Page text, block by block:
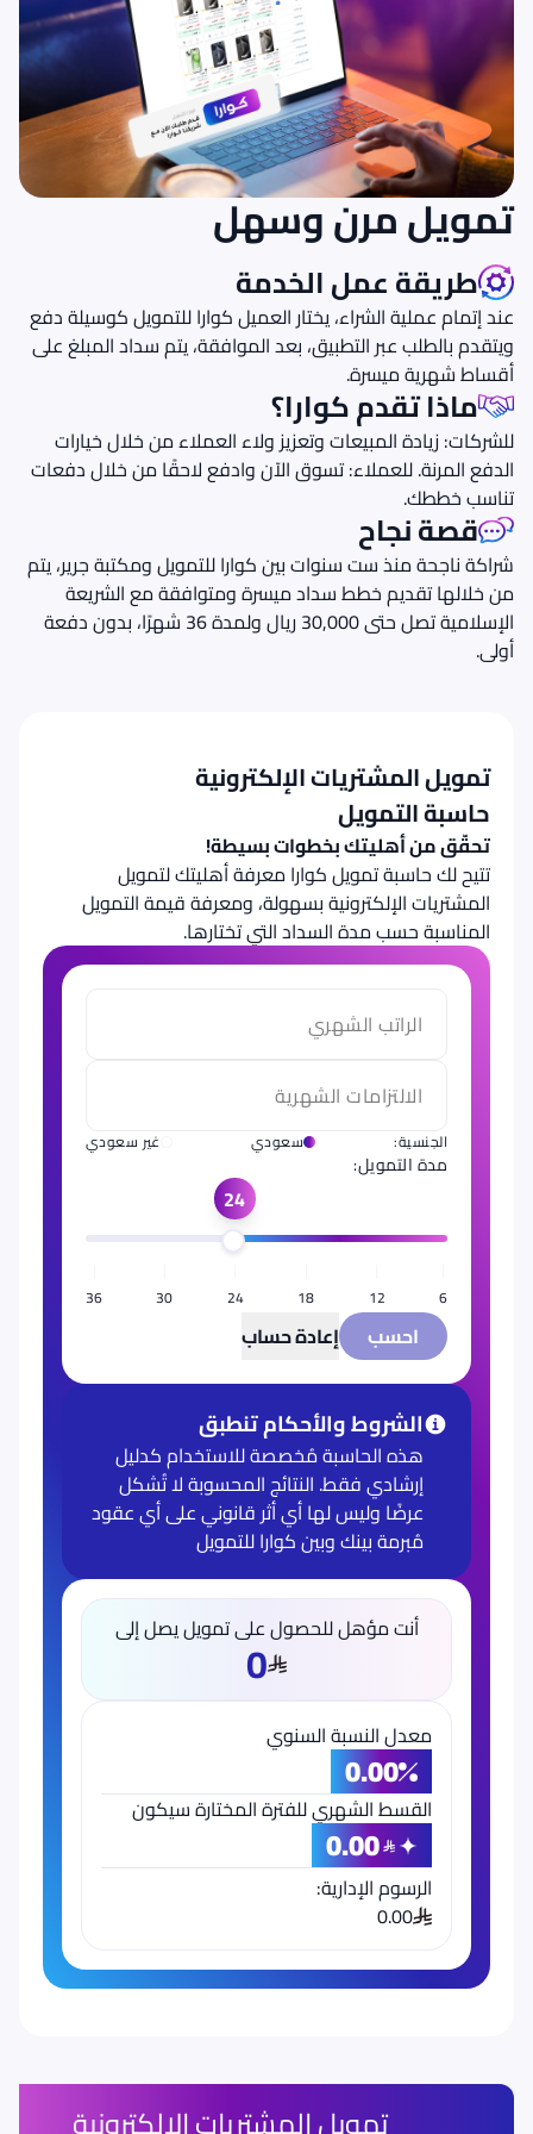
تمويل مرن وسهل
طريقة عمل الخدمة
عند إتمام عملية الشراء، يختار العميل كوارا للتمويل كوسيلة دفع
ويتقدم بالطلب عبر التطبيق، بعد الموافقة، يتم سداد المبلغ على
أقساط شهرية ميسرة.
ماذا تقدم كوارا؟
للشركات: زيادة المبيعات وتعزيز ولاء العملاء من خلال خيارات
الدفع المرنة. للعملاء: تسوق الآن وادفع لاحقًا من خلال دفعات
تناسب خططك.
قصة نجاح
شراكة ناجحة منذ ست سنوات بين كوارا للتمويل ومكتبة جرير، يتم
من خلالها تقديم خطط سداد ميسرة ومتوافقة مع الشريعة
الإسلامية تصل حتى 30,000 ريال ولمدة 36 شهرًا، بدون دفعة
أولى.
تمويل المشتريات الإلكترونية
حاسبة التمويل
تحقّق من أهليتك بخطوات بسيطة!
تتيح لك حاسبة تمويل كوارا معرفة أهليتك لتمويل
المشتريات الإلكترونية بسهولة، ومعرفة قيمة التمويل
المناسبة حسب مدة السداد التي تختارها.
الجنسية: سعودي غير سعودي
مدة التمويل:
24
6
12
18
24
30
36
احسب إعادة حساب
الشروط والأحكام تنطبق
هذه الحاسبة مُخصصة للاستخدام كدليل
إرشادي فقط. النتائج المحسوبة لا تُشكل
عرضًا وليس لها أي أثر قانوني على أي عقود
مُبرمة بينك وبين كوارا للتمويل
أنت مؤهل للحصول على تمويل يصل إلى
0
معدل النسبة السنوي
0.00
القسط الشهري للفترة المختارة سيكون
0.00
الرسوم الإدارية:
0.00